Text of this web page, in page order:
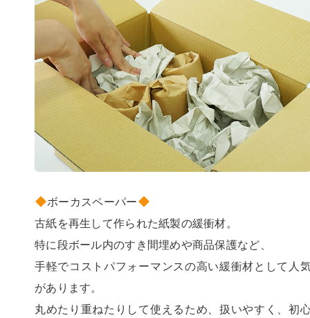
ボーカスペーパー
古紙を再生して作られた紙製の緩衝材。
特に段ボール内のすき間埋めや商品保護など、
手軽でコストパフォーマンスの高い緩衝材として人
があります。
丸めたり重ねたりして使えるため、扱いやすく、初